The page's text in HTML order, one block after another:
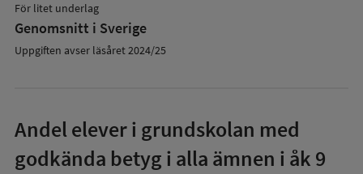
För litet underlag
Genomsnitt i Sverige
Uppgiften avser läsåret 2024/25
Andel elever i grundskolan med
godkända betyg i alla ämnen i åk 9